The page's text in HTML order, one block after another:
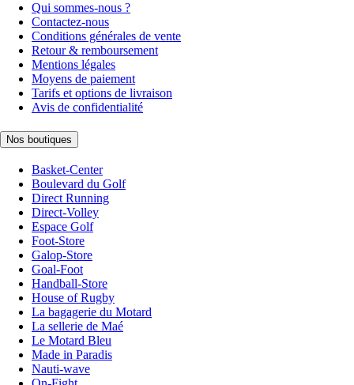
Qui sommes-nous ?
Contactez-nous
Conditions générales de vente
Retour & remboursement
Mentions légales
Moyens de paiement
Tarifs et options de livraison
Avis de confidentialité
Nos boutiques
Basket-Center
Boulevard du Golf
Direct Running
Direct-Volley
Espace Golf
Foot-Store
Galop-Store
Goal-Foot
Handball-Store
House of Rugby
La bagagerie du Motard
La sellerie de Maé
Le Motard Bleu
Made in Paradis
Nauti-wave